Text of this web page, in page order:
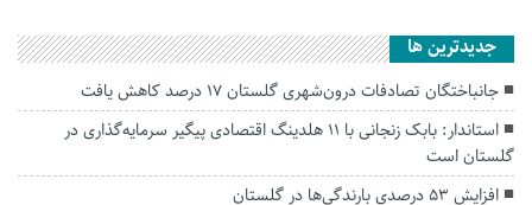
جديدترين ها
جانباختگان تصادفات درون‌شهری گلستان ۱۷ درصد کاهش یافت
استاندار: بابک زنجانی با ۱۱ هلدینگ اقتصادی پیگیر سرمایه‌گذاری در
گلستان است
افزایش ۵۳ درصدی بارندگی‌ها در گلستان